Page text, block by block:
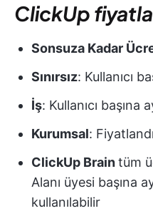
ClickUp
Sonsuza Kadar
Sınırsız: Kullanıcı
İş: Kullanıcı başına
Kurumsal:
ClickUp Braintüm
Alanı üyesi başına
kullanılabilir